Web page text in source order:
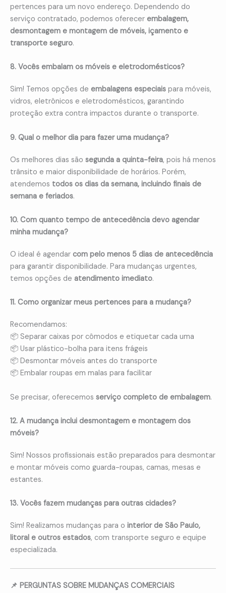
pertences para um novo endereço. Dependendo do
serviço contratado, podemos oferecer embalagem,
desmontagem e montagem de móveis, içamento e
transporte seguro.
8. Vocês embalam os móveis e eletrodomésticos?
Sim! Temos opções de embalagens especiais para móveis,
vidros, eletrônicos e eletrodomésticos, garantindo
proteção extra contra impactos durante o transporte.
9. Qual o melhor dia para fazer uma mudança?
Os melhores dias são segunda a quinta-feira, pois há menos
trânsito e maior disponibilidade de horários. Porém,
atendemos todos os dias da semana, incluindo finais de
semana e feriados.
10. Com quanto tempo de antecedência devo agendar
minha mudança?
O ideal é agendar com pelo menos 5 dias de antecedência
para garantir disponibilidade. Para mudanças urgentes,
temos opções de atendimento imediato.
11. Como organizar meus pertences para a mudança?
Recomendamos:
📦 Separar caixas por cômodos e etiquetar cada uma
📦 Usar plástico-bolha para itens frágeis
📦 Desmontar móveis antes do transporte
📦 Embalar roupas em malas para facilitar
Se precisar, oferecemos serviço completo de embalagem.
12. A mudança inclui desmontagem e montagem dos
móveis?
Sim! Nossos profissionais estão preparados para desmontar
e montar móveis como guarda-roupas, camas, mesas e
estantes.
13. Vocês fazem mudanças para outras cidades?
Sim! Realizamos mudanças para o interior de São Paulo,
litoral e outros estados, com transporte seguro e equipe
especializada.
📌 PERGUNTAS SOBRE MUDANÇAS COMERCIAIS